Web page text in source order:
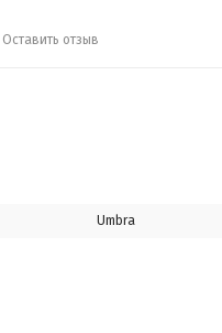
Оставить отзыв
Umbra